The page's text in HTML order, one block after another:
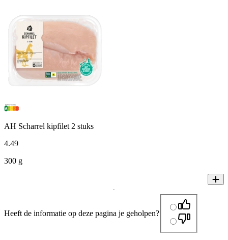
AH Scharrel kipfilet 2 stuks
4.49
300 g
Heeft de informatie op deze pagina je geholpen?